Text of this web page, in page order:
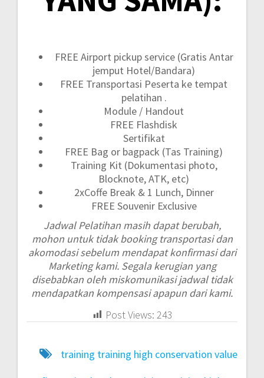
FREE Airport pickup service (Gratis Antar
jemput Hotel/Bandara)
FREE Transportasi Peserta ke tempat
pelatihan .
Module / Handout
FREE Flashdisk
Sertifikat
FREE Bag or bagpack (Tas Training)
Training Kit (Dokumentasi photo,
Blocknote, ATK, etc)
2xCoffe Break & 1 Lunch, Dinner
FREE Souvenir Exclusive
Jadwal Pelatihan masih dapat berubah,
mohon untuk tidak booking transportasi dan
akomodasi sebelum mendapat konfirmasi dari
Marketing kami. Segala kerugian yang
disebabkan oleh miskomunikasi jadwal tidak
mendapatkan kompensasi apapun dari kami.
Post Views: 243
training training high conservation value